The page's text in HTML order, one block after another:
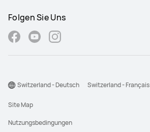
Folgen Sie Uns
Site Map
Nutzungsbedingungen
Switzerland - Deutsch Switzerland - Français